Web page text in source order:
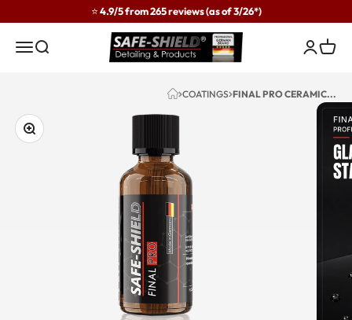
⭐ 4.9/5 from 265 reviews (as of 3/26*)
MenuSearch Safe-Shield Login
Cart
FINAL PRO CERAMIC...
COATINGS
Zoom